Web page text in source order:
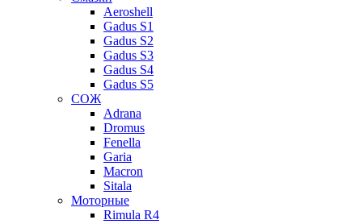
Aeroshell
Gadus S1
Gadus S2
Gadus S3
Gadus S4
Gadus S5
СОЖ
Adrana
Dromus
Fenella
Garia
Macron
Sitala
Моторные
Rimula R4